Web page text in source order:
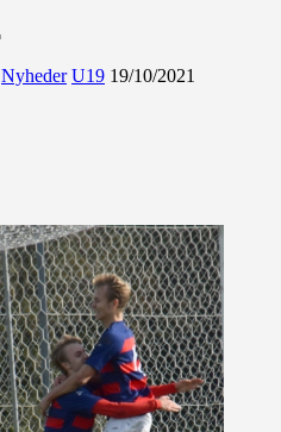
Nyheder U19 19/10/2021